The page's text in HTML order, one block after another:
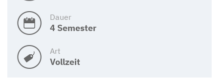
Dauer
4 Semester
Art
Vollzeit